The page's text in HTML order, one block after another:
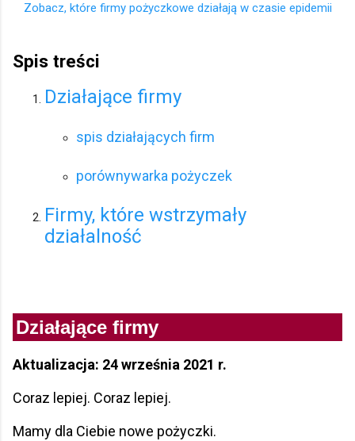
Zobacz, które firmy pożyczkowe działają w czasie epidemii
Spis treści
Działające firmy
spis działających firm
porównywarka pożyczek
Firmy, które wstrzymały
działalność
Działające firmy
Aktualizacja: 24 września 2021 r.
Coraz lepiej. Coraz lepiej.
Mamy dla Ciebie nowe pożyczki.